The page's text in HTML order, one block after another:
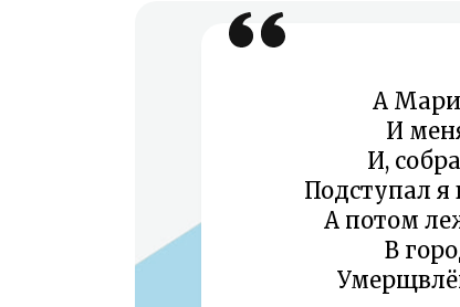
А
И
И,
Подступал я
А потом
В